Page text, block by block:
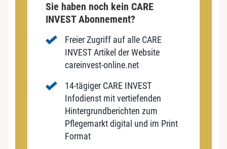
Sie haben noch kein CARE
INVEST Abonnement?
Freier Zugriff auf alle CARE
INVEST Artikel der Website
careinvest-online.net
14-tägiger CARE INVEST
Infodienst mit vertiefenden
Hintergrundberichten zum
Pflegemarkt digital und im Print
Format